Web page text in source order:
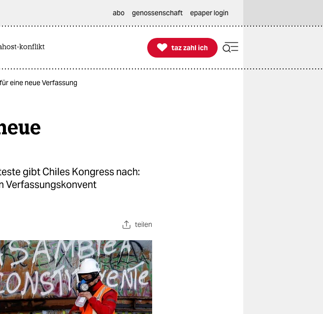
abo genossenschaft epaper login
konflikt 
taz zahl ich
taz zahl ich
eine neue Verfassung
gibt Chiles Kongress nach:
Verfassungskonvent
teilen